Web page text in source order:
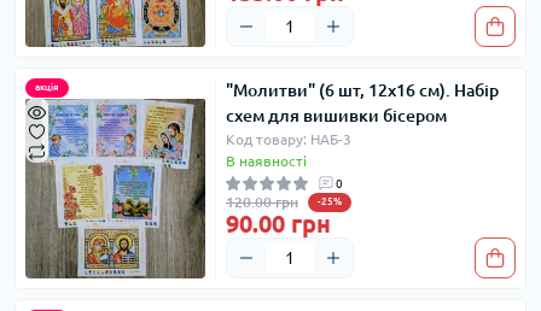
акція
"Молитви" (6 шт, 12х16 см). Набір
схем для вишивки бісером
Код товару: НАБ-3
В наявності
0
120.00 грн -25%
90.00 грн